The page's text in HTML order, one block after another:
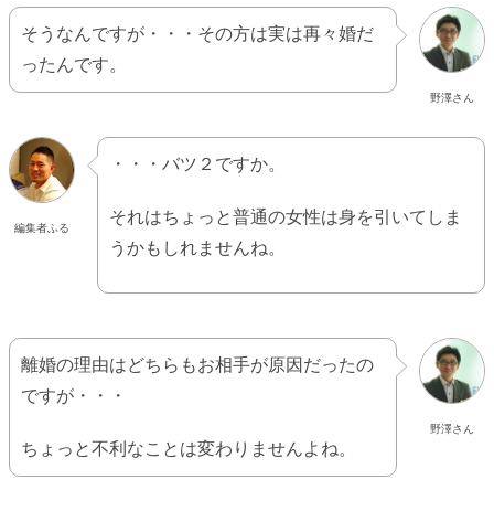
野澤さん
そうなんですが・・・その方は実は再々婚だ
ったんです。
編集者ふる
・・・バツ２ですか。
それはちょっと普通の女性は身を引いてしま
うかもしれませんね。
野澤さん
離婚の理由はどちらもお相手が原因だったの
ですが・・・
ちょっと不利なことは変わりませんよね。